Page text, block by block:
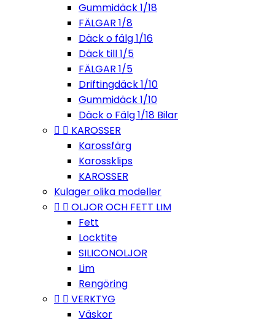
Gummidäck 1/18
FÄLGAR 1/8
Däck o fälg 1/16
Däck till 1/5
FÄLGAR 1/5
Driftingdäck 1/10
Gummidäck 1/10
Däck o Fälg 1/18 Bilar
  KAROSSER
Karossfärg
Karossklips
KAROSSER
Kulager olika modeller
  OLJOR OCH FETT LIM
Fett
Locktite
SILICONOLJOR
Lim
Rengöring
  VERKTYG
Väskor